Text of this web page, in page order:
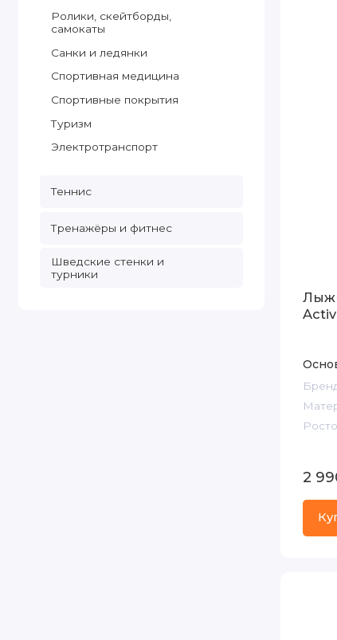
Ролики, скейтборды,
самокаты
Санки и ледянки
Спортивная медицина
Спортивные покрытия
Туризм
Электротранспорт
Теннис
Тренажёры и фитнес
Шведские стенки и
турники
2